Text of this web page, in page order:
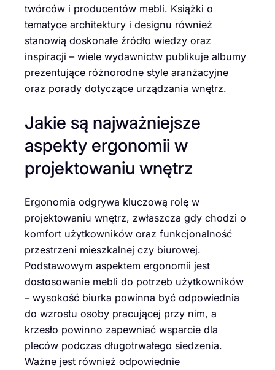
twórców i producentów mebli. Książki o
tematyce architektury i designu również
stanowią doskonałe źródło wiedzy oraz
inspiracji – wiele wydawnictw publikuje albumy
prezentujące różnorodne style aranżacyjne
oraz porady dotyczące urządzania wnętrz.
Jakie są najważniejsze
aspekty ergonomii w
projektowaniu wnętrz
Ergonomia odgrywa kluczową rolę w
projektowaniu wnętrz, zwłaszcza gdy chodzi o
komfort użytkowników oraz funkcjonalność
przestrzeni mieszkalnej czy biurowej.
Podstawowym aspektem ergonomii jest
dostosowanie mebli do potrzeb użytkowników
– wysokość biurka powinna być odpowiednia
do wzrostu osoby pracującej przy nim, a
krzesło powinno zapewniać wsparcie dla
pleców podczas długotrwałego siedzenia.
Ważne jest również odpowiednie